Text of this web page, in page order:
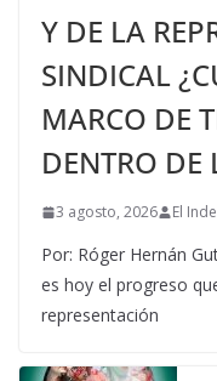
Y DE LA
SINDICAL
MARCO DE
DENTRO DE
3 agosto, 2026 El
Por: Róger Hernán
es hoy el progreso
representación